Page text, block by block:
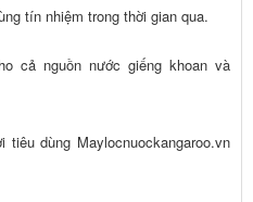
tín nhiệm trong thời gian qua.
cả nguồn nước giếng khoan và
dùng Maylocnuockangaroo.vn